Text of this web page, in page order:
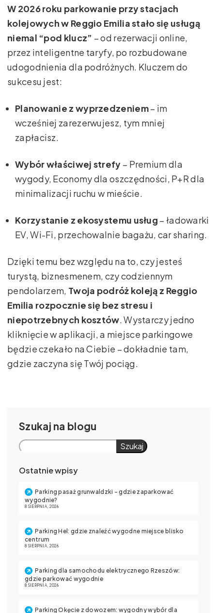
W 2026 roku parkowanie przy stacjach
kolejowych w Reggio Emilia stało się usługą
niemal “pod klucz” – od rezerwacji online,
przez inteligentne taryfy, po rozbudowane
udogodnienia dla podróżnych. Kluczem do
sukcesu jest:
Planowanie z wyprzedzeniem– im
wcześniej zarezerwujesz, tym mniej
zapłacisz.
Wybór właściwej strefy – Premium dla
wygody, Economy dla oszczędności, P+R dla
minimalizacji ruchu w mieście.
Korzystanie z ekosystemu usług – ładowarki
EV, Wi-Fi, przechowalnie bagażu, car sharing.
Dzięki temu bez względu na to, czy jesteś
turystą, biznesmenem, czy codziennym
pendolarzem, Twoja podróż koleją z Reggio
Emilia rozpocznie się bez stresu i
niepotrzebnych kosztów. Wystarczy jedno
kliknięcie w aplikacji, a miejsce parkingowe
będzie czekało na Ciebie – dokładnie tam,
gdzie zaczyna się Twój pociąg.
Szukaj
Szukaj
Ostatnie wpisy
Parking pasaż grunwaldzki – gdzie zaparkować
wygodnie?
8 SIERPNIA, 2026
Parking Hel: gdzie znaleźć wygodne miejsce blisko
centrum
8 SIERPNIA, 2026
Parking dla samochodu elektrycznego Rzeszów:
gdzie parkować wygodnie
8 SIERPNIA, 2026
Parking Okęcie z dowozem: wygodny wybór dla